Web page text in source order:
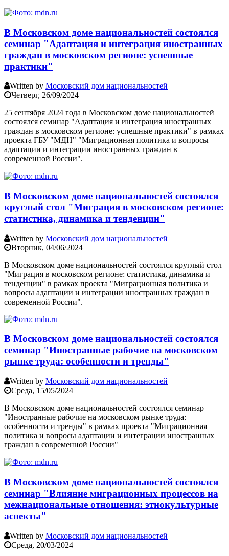
В Московском доме национальностей состоялся
семинар "Адаптация и интеграция иностранных
граждан в московском регионе: успешные
практики"
Written by Московский дом национальностей
Четверг, 26/09/2024
25 сентября 2024 года в Московском доме национальностей
состоялся семинар "Адаптация и интеграция иностранных
граждан в московском регионе: успешные практики" в рамках
проекта ГБУ "МДН" "Миграционная политика и вопросы
адаптации и интеграции иностранных граждан в
современной России".
В Московском доме национальностей состоялся
круглый стол "Миграция в московском регионе:
статистика, динамика и тенденции"
Written by Московский дом национальностей
Вторник, 04/06/2024
В Московском доме национальностей состоялся круглый стол
"Миграция в московском регионе: статистика, динамика и
тенденции" в рамках проекта "Миграционная политика и
вопросы адаптации и интеграции иностранных граждан в
современной России".
В Московском доме национальностей состоялся
семинар "Иностранные рабочие на московском
рынке труда: особенности и тренды"
Written by Московский дом национальностей
Среда, 15/05/2024
В Московском доме национальностей состоялся семинар
"Иностранные рабочие на московском рынке труда:
особенности и тренды" в рамках проекта "Миграционная
политика и вопросы адаптации и интеграции иностранных
граждан в современной России"
В Московском доме национальностей состоялся
семинар "Влияние миграционных процессов на
межнациональные отношения: этнокультурные
аспекты"
Written by Московский дом национальностей
Среда, 20/03/2024